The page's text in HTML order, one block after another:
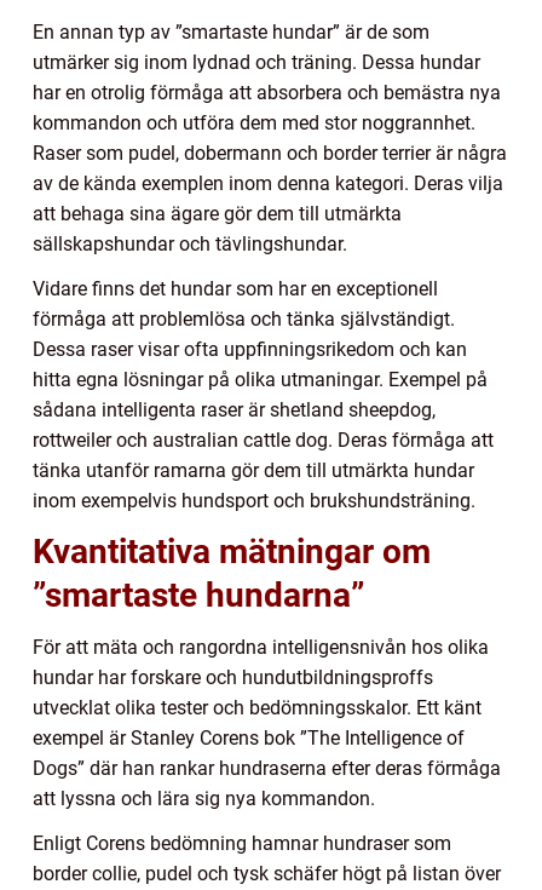
En annan typ av ”smartaste hundar” är de som
utmärker sig inom lydnad och träning. Dessa hundar
har en otrolig förmåga att absorbera och bemästra nya
kommandon och utföra dem med stor noggrannhet.
Raser som pudel, dobermann och border terrier är några
av de kända exemplen inom denna kategori. Deras vilja
att behaga sina ägare gör dem till utmärkta
sällskapshundar och tävlingshundar.
Vidare finns det hundar som har en exceptionell
förmåga att problemlösa och tänka självständigt.
Dessa raser visar ofta uppfinningsrikedom och kan
hitta egna lösningar på olika utmaningar. Exempel på
sådana intelligenta raser är shetland sheepdog,
rottweiler och australian cattle dog. Deras förmåga att
tänka utanför ramarna gör dem till utmärkta hundar
inom exempelvis hundsport och brukshundsträning.
Kvantitativa mätningar om
”smartaste hundarna”
För att mäta och rangordna intelligensnivån hos olika
hundar har forskare och hundutbildningsproffs
utvecklat olika tester och bedömningsskalor. Ett känt
exempel är Stanley Corens bok ”The Intelligence of
Dogs” där han rankar hundraserna efter deras förmåga
att lyssna och lära sig nya kommandon.
Enligt Corens bedömning hamnar hundraser som
border collie, pudel och tysk schäfer högt på listan över